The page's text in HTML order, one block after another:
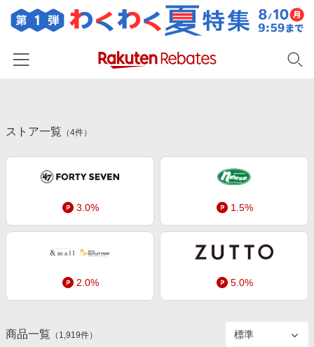
カテゴリー一覧
百貨店・総合ECモール
ファッション・インナー・小物
食品・スイーツ・お酒
日用品・キッチン用品
コスメ・健康・医薬品
キッズ・ベビー用品
家電・PC・スマホ・カメラ
初回購入者限定特典
電子書籍特集
楽天サービス特集
友達紹介
楽天IDでログイン/会員登録
ストア一覧 （4件）
3.0% 1.5%
2.0% 5.0%
商品一覧 （ 1,919件）